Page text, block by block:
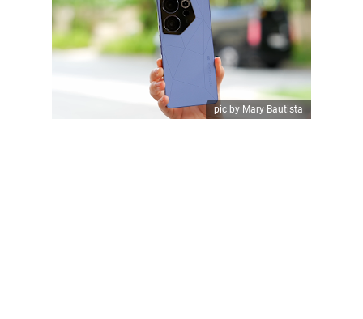
pic by Mary Bautista